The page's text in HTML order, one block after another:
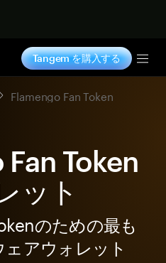
Tangem を購入する
Flamengo Fan Token
Token
ット
のための最も
アウォレット